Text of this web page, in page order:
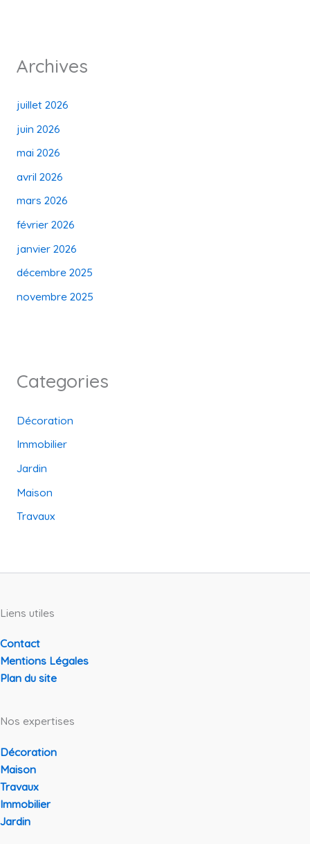
Archives
juillet 2026
juin 2026
mai 2026
avril 2026
mars 2026
février 2026
janvier 2026
décembre 2025
novembre 2025
Categories
Décoration
Immobilier
Jardin
Maison
Travaux
Liens utiles
Contact
Mentions Légales
Plan du site
Nos expertises
Décoration
Maison
Travaux
Immobilier
Jardin